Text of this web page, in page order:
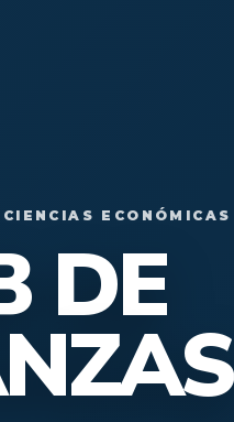
ECONÓMICAS
DE